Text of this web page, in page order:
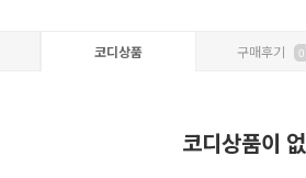
코디상품 구매후기 0
코디상품이